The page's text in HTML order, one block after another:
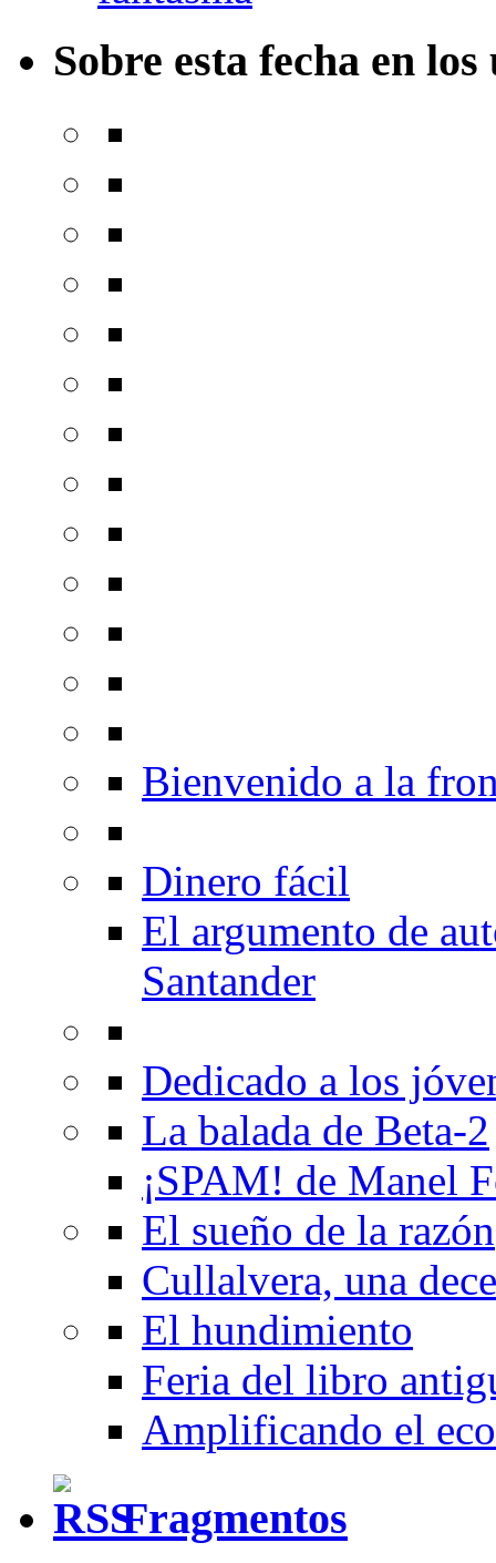
Sobre esta fecha en
Bienvenido a la
Dinero fácil
El argumento de
Santander
Dedicado a los
La balada de Beta-2
¡SPAM! de Manel
El sueño de la razón
Cullalvera, una
El hundimiento
Feria del libro
Amplificando el
Fragmentos